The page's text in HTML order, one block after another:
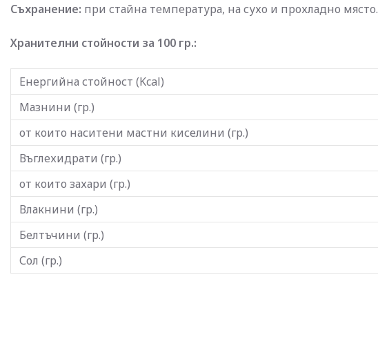
Съхранение: при стайна температура, на сухо и прохладно място.
Хранителни стойности за 100 гр.:
Енергийна стойност (Kcal)
Мазнини (гр.)
от които наситени мастни киселини (гр.)
Въглехидрати (гр.)
от които захари (гр.)
Влакнини (гр.)
Белтъчини (гр.)
Сол (гр.)